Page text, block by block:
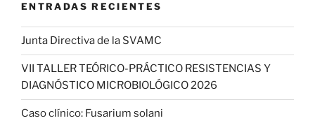
ENTRADAS RECIENTES
Junta Directiva de la SVAMC
VII TALLER TEÓRICO-PRÁCTICO RESISTENCIAS Y
DIAGNÓSTICO MICROBIOLÓGICO 2026
Caso clínico: Fusarium solani